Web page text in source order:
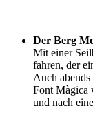
Der Berg
Mit einer
fahren, der
Auch
Font Màgica
und nach